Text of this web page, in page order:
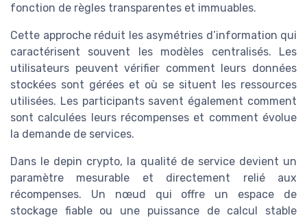
fonction de règles transparentes et immuables.
Cette approche réduit les asymétries d’information qui
caractérisent souvent les modèles centralisés. Les
utilisateurs peuvent vérifier comment leurs données
stockées sont gérées et où se situent les ressources
utilisées. Les participants savent également comment
sont calculées leurs récompenses et comment évolue
la demande de services.
Dans le depin crypto, la qualité de service devient un
paramètre mesurable et directement relié aux
récompenses. Un nœud qui offre un espace de
stockage fiable ou une puissance de calcul stable